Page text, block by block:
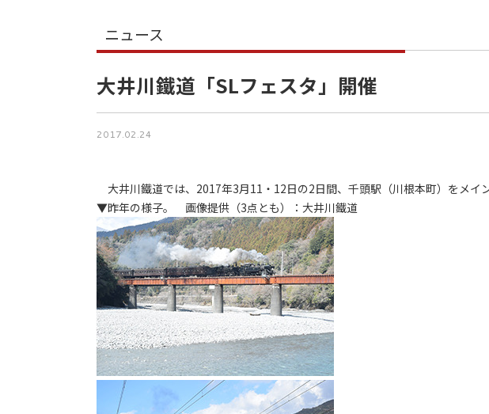
ニュース
大井川鐵道「SLフェスタ」開催
2017.02.24
大井川鐵道では、2017年3月11・12日の2日間、千頭駅（川根本町）をメイ
▼昨年の様子。 画像提供（3点とも）：大井川鐵道